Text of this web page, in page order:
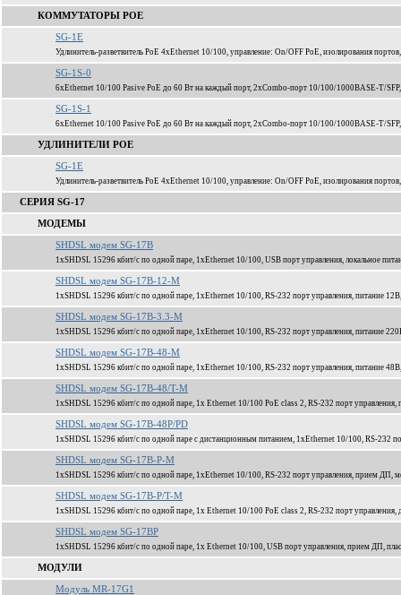
КОММУТАТОРЫ POE
SG-1E
Удлинитель-разветвитель PoE 4xEthernet 10/100, управление: On/OFF PoE, изолирования
SG-1S-0
6xEthernet 10/100 Pasive PoE до 60 Вт на каждый порт, 2xCombo-порт 10/100/1000BASE-T/
SG-1S-1
6xEthernet 10/100 Pasive PoE до 60 Вт на каждый порт, 2xCombo-порт 10/100/1000BASE-T/
УДЛИНИТЕЛИ POE
SG-1E
Удлинитель-разветвитель PoE 4xEthernet 10/100, управление: On/OFF PoE, изолирования
СЕРИЯ SG-17
МОДЕМЫ
SHDSL модем SG-17B
1xSHDSL 15296 кбит/c по одной паре, 1xEthernet 10/100, USB порт управления, локальное
SHDSL модем SG-17B-12-M
1xSHDSL 15296 кбит/c по одной паре, 1xEthernet 10/100, RS-232 порт управления, питание 12В,
SHDSL модем SG-17B-3.3-M
1xSHDSL 15296 кбит/c по одной паре, 1xEthernet 10/100, RS-232 порт управления, питание
SHDSL модем SG-17B-48-M
1xSHDSL 15296 кбит/c по одной паре, 1xEthernet 10/100, RS-232 порт управления, питание 48В,
SHDSL модем SG-17B-48/T-M
1xSHDSL 15296 кбит/c по одной паре, 1x Ethernet 10/100 PoE class 2, RS-232 порт управления,
SHDSL модем SG-17B-48P/PD
1xSHDSL 15296 кбит/c по одной паре с дистанционным питанием, 1xEthernet 10/100, RS-232
SHDSL модем SG-17B-P-M
1xSHDSL 15296 кбит/c по одной паре, 1xEthernet 10/100, RS-232 порт управления, прием ДП,
SHDSL модем SG-17B-P/T-M
1xSHDSL 15296 кбит/c по одной паре, 1x Ethernet 10/100 PoE class 2, RS-232 порт
SHDSL модем SG-17BP
1xSHDSL 15296 кбит/c по одной паре, 1x Ethernet 10/100, USB порт управления, прием ДП,
МОДУЛИ
Модуль MR-17G1